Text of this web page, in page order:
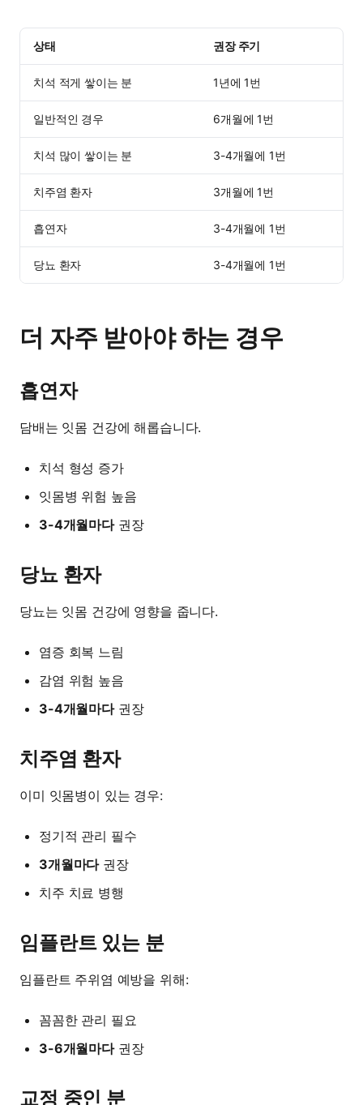
상태 권장 주기
치석 적게 쌓이는 분 1년에 1번
일반적인 경우 6개월에 1번
치석 많이 쌓이는 분 3-4개월에 1번
치주염 환자 3개월에 1번
흡연자 3-4개월에 1번
당뇨 환자 3-4개월에 1번
더 자주 받아야 하는 경우
흡연자
담배는 잇몸 건강에 해롭습니다.
치석 형성 증가
잇몸병 위험 높음
3-4개월마다권장
당뇨 환자
당뇨는 잇몸 건강에 영향을 줍니다.
염증 회복 느림
감염 위험 높음
3-4개월마다권장
치주염 환자
이미 잇몸병이 있는 경우:
정기적 관리 필수
3개월마다권장
치주 치료 병행
임플란트 있는 분
임플란트 주위염 예방을 위해:
꼼꼼한 관리 필요
3-6개월마다권장
교정 중인 분